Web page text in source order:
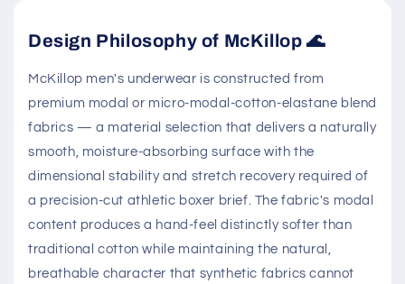
Design Philosophy of McKillop 🌊
McKillop men's underwear is constructed from
premium modal or micro-modal-cotton-elastane blend
fabrics — a material selection that delivers a naturally
smooth, moisture-absorbing surface with the
dimensional stability and stretch recovery required of
a precision-cut athletic boxer brief. The fabric's modal
content produces a hand-feel distinctly softer than
traditional cotton while maintaining the natural,
breathable character that synthetic fabrics cannot